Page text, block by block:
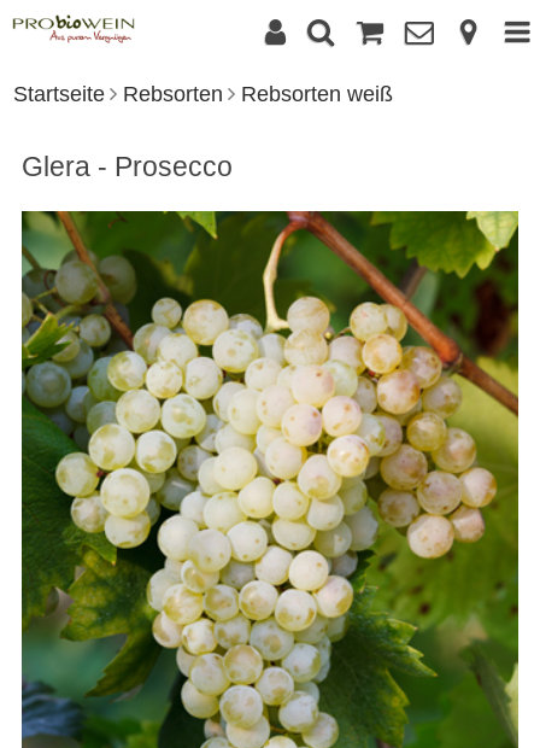
Startseite Rebsorten Rebsorten weiß
Glera - Prosecco